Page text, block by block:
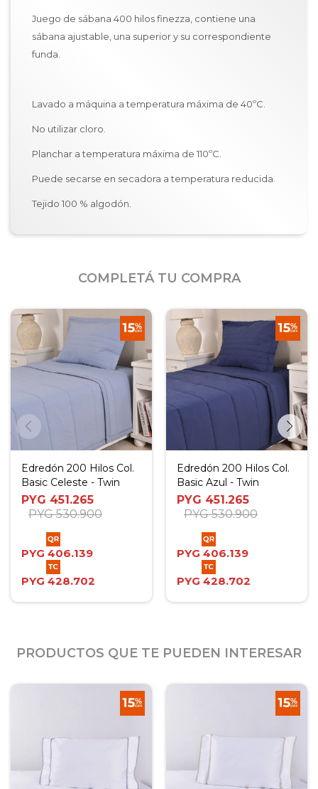
Juego de sábana 400 hilos finezza, contiene una
sábana ajustable, una superior y su correspondiente
funda.
Lavado a máquina a temperatura máxima de 40ºC.
No utilizar cloro.
Planchar a temperatura máxima de 110ºC.
Puede secarse en secadora a temperatura reducida.
Tejido 100 % algodón.
COMPLETÁ TU COMPRA
Edredón 200 Hilos Col.
Basic Celeste - Twin
PYG 451.265
PYG 530.900
PYG 406.139
PYG 428.702
Edredón 200 Hilos Col.
Basic Azul - Twin
PYG 451.265
PYG 530.900
PYG 406.139
PYG 428.702
PRODUCTOS QUE TE PUEDEN INTERESAR